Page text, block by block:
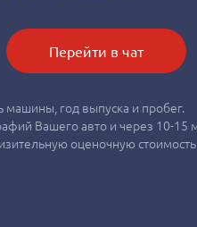
Перейти в чат
машины, год выпуска и пробег.
Вашего авто и через 10-15
оценочную